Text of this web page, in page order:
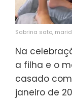
Sabrina sato,
Na
a filha e o
casado
janeiro de